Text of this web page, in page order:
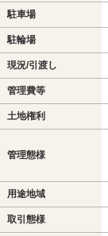
駐車場
駐輪場
現況/引渡し
管理費等
土地権利
管理態様
用途地域
取引態様